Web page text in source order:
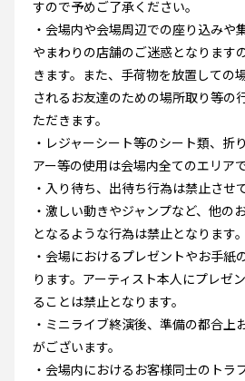
すので予めご了承ください。
・会場内や会場周辺での座り込みや
やまわりの店舗のご迷惑となります
きます。また、手荷物を放置しての
されるお友達のための場所取り等の
ただきます。
・レジャーシート等のシート類、折
アー等の使用は会場内全てのエリア
・入り待ち、出待ち行為は禁止させ
・激しい動きやジャンプなど、他の
となるような行為は禁止となります。
・会場におけるプレゼントやお手紙
ります。アーティスト本人にプレゼ
ることは禁止となります。
・ミニライブ終演後、準備の都合上
がございます。
・会場内におけるお客様同士のトラ